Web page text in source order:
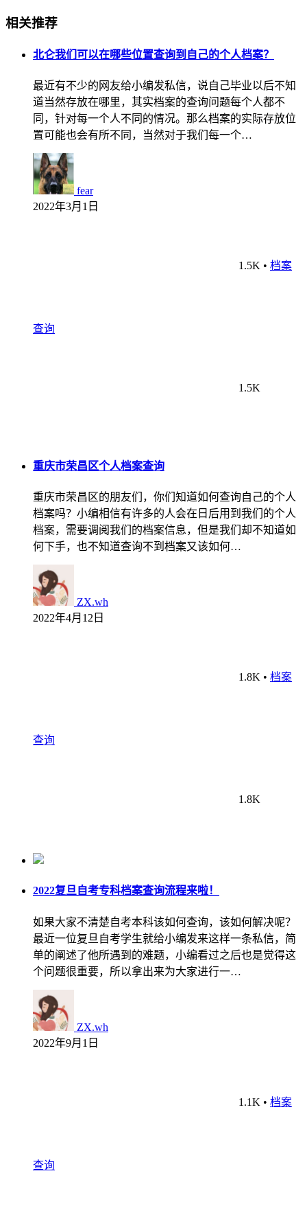
相关推荐
北仑我们可以在哪些位置查询到自己的个人档案？
最近有不少的网友给小编发私信，说自己毕业以后不知
道当然存放在哪里，其实档案的查询问题每个人都不
同，针对每一个人不同的情况。那么档案的实际存放位
置可能也会有所不同，当然对于我们每一个…
fear
2022年3月1日
1.5K • 档案
查询
1.5K
重庆市荣昌区个人档案查询
重庆市荣昌区的朋友们，你们知道如何查询自己的个人
档案吗？小编相信有许多的人会在日后用到我们的个人
档案，需要调阅我们的档案信息，但是我们却不知道如
何下手，也不知道查询不到档案又该如何…
ZX.wh
2022年4月12日
1.8K • 档案
查询
1.8K
2022复旦自考专科档案查询流程来啦！
如果大家不清楚自考本科该如何查询，该如何解决呢？
最近一位复旦自考学生就给小编发来这样一条私信，简
单的阐述了他所遇到的难题，小编看过之后也是觉得这
个问题很重要，所以拿出来为大家进行一…
ZX.wh
2022年9月1日
1.1K • 档案
查询